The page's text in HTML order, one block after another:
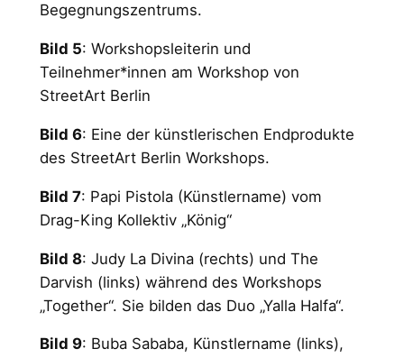
Begegnungszentrums.
Bild 5: Workshopsleiterin und
Teilnehmer*innen am Workshop von
StreetArt Berlin
Bild 6: Eine der künstlerischen Endprodukte
des StreetArt Berlin Workshops.
Bild 7: Papi Pistola (Künstlername) vom
Drag-King Kollektiv „König“
Bild 8: Judy La Divina (rechts) und The
Darvish (links) während des Workshops
„Together“. Sie bilden das Duo „Yalla Halfa“.
Bild 9: Buba Sababa, Künstlername (links),